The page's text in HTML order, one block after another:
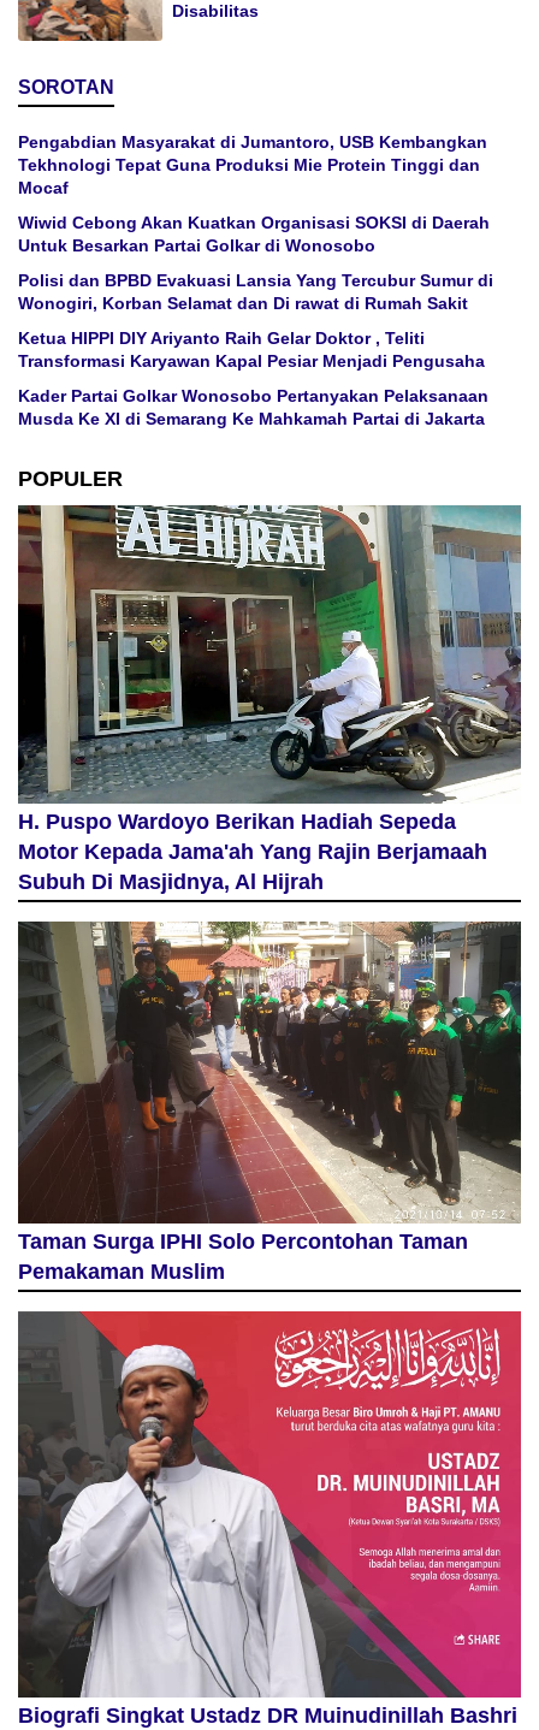
Disabilitas
SOROTAN
Pengabdian Masyarakat di Jumantoro, USB Kembangkan
Tekhnologi Tepat Guna Produksi Mie Protein Tinggi dan
Mocaf
Wiwid Cebong Akan Kuatkan Organisasi SOKSI di Daerah
Untuk Besarkan Partai Golkar di Wonosobo
Polisi dan BPBD Evakuasi Lansia Yang Tercubur Sumur di
Wonogiri, Korban Selamat dan Di rawat di Rumah Sakit
Ketua HIPPI DIY Ariyanto Raih Gelar Doktor , Teliti
Transformasi Karyawan Kapal Pesiar Menjadi Pengusaha
Kader Partai Golkar Wonosobo Pertanyakan Pelaksanaan
Musda Ke XI di Semarang Ke Mahkamah Partai di Jakarta
POPULER
H. Puspo Wardoyo Berikan Hadiah Sepeda
Motor Kepada Jama'ah Yang Rajin Berjamaah
Subuh Di Masjidnya, Al Hijrah
Taman Surga IPHI Solo Percontohan Taman
Pemakaman Muslim
Biografi Singkat Ustadz DR Muinudinillah Bashri